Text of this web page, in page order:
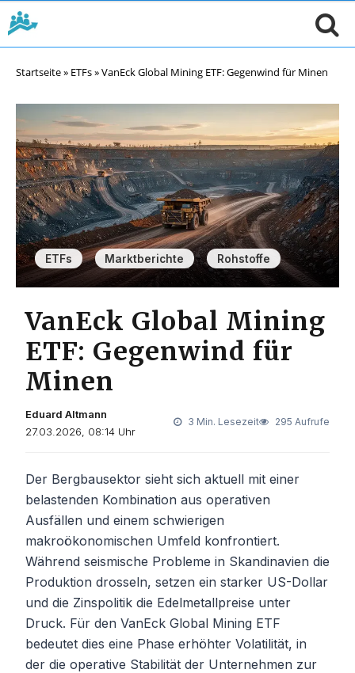
Startseite» ETFs»VanEck Global Mining ETF: Gegenwind für Minen
ETFs , Marktberichte , Rohstoffe
VanEck Global Mining
ETF: Gegenwind für
Minen
Eduard Altmann
27.03.2026, 08:14 Uhr
3 Min. Lesezeit 295 Aufrufe
Der Bergbausektor sieht sich aktuell mit einer
belastenden Kombination aus operativen
Ausfällen und einem schwierigen
makroökonomischen Umfeld konfrontiert.
Während seismische Probleme in Skandinavien die
Produktion drosseln, setzen ein starker US-Dollar
und die Zinspolitik die Edelmetallpreise unter
Druck. Für den VanEck Global Mining ETF
bedeutet dies eine Phase erhöhter Volatilität, in
der die operative Stabilität der Unternehmen zur